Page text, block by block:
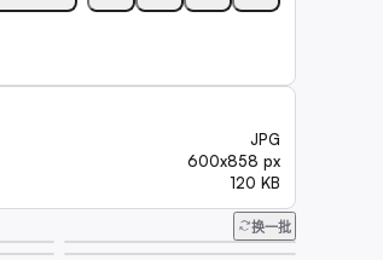
JPG
600x858 px
120 KB
换一批